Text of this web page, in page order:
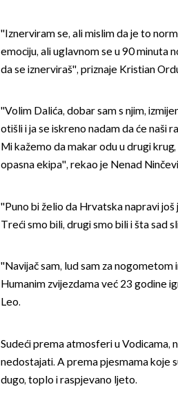
''Iznerviram se, ali mislim da je to
emociju, ali uglavnom se u 90 minuta
da se iznerviraš'', priznaje Kristian
''Volim Dalića, dobar sam s njim,
otišli i ja se iskreno nadam da će naši
Mi kažemo da makar odu u drugi
opasna ekipa'', rekao je Nenad
''Puno bi želio da Hrvatska napravi
Treći smo bili, drugi smo bili i šta sad
''Navijač sam, lud sam za
Humanim zvijezdama već 23 godine
Leo.
Sudeći prema atmosferi u Vodicama,
nedostajati. A prema pjesmama koje
dugo, toplo i raspjevano ljeto.